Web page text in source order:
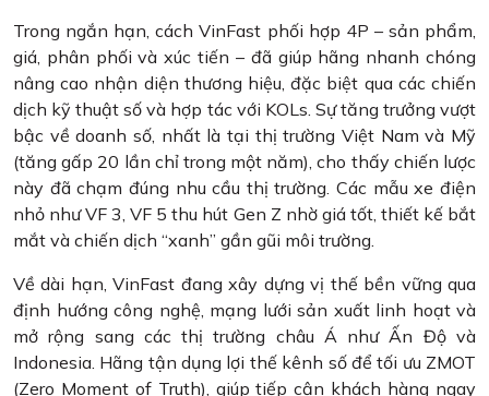
Trong ngắn hạn, cách VinFast phối hợp 4P – sản phẩm,
giá, phân phối và xúc tiến – đã giúp hãng nhanh chóng
nâng cao nhận diện thương hiệu, đặc biệt qua các chiến
dịch kỹ thuật số và hợp tác với KOLs. Sự tăng trưởng vượt
bậc về doanh số, nhất là tại thị trường Việt Nam và Mỹ
(tăng gấp 20 lần chỉ trong một năm), cho thấy chiến lược
này đã chạm đúng nhu cầu thị trường. Các mẫu xe điện
nhỏ như VF 3, VF 5 thu hút Gen Z nhờ giá tốt, thiết kế bắt
mắt và chiến dịch “xanh” gần gũi môi trường.
Về dài hạn, VinFast đang xây dựng vị thế bền vững qua
định hướng công nghệ, mạng lưới sản xuất linh hoạt và
mở rộng sang các thị trường châu Á như Ấn Độ và
Indonesia. Hãng tận dụng lợi thế kênh số để tối ưu ZMOT
(Zero Moment of Truth), giúp tiếp cận khách hàng ngay